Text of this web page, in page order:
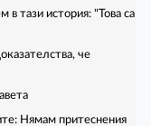
в тази история: "Това са
че
Нямам притеснения